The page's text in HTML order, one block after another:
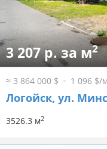
3 207 р. за м2
≈ 3 864 000 $ 1 096 $/м
Логойск, ул.
3526.3 м2